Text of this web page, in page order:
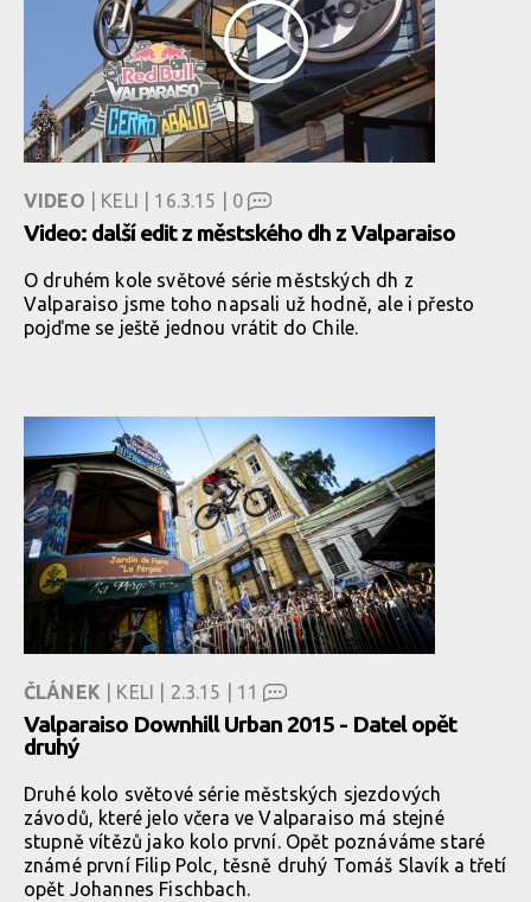
VIDEO | KELI | 16.3.15 | 0
Video: další edit z městského dh z Valparaiso
O druhém kole světové série městských dh z
Valparaiso jsme toho napsali už hodně, ale i přesto
pojďme se ještě jednou vrátit do Chile.
ČLÁNEK | KELI | 2.3.15 | 11
Valparaiso Downhill Urban 2015 - Datel opět
druhý
Druhé kolo světové série městských sjezdových
závodů, které jelo včera ve Valparaiso má stejné
stupně vítězů jako kolo první. Opět poznáváme staré
známé první Filip Polc, těsně druhý Tomáš Slavík a třetí
opět Johannes Fischbach.